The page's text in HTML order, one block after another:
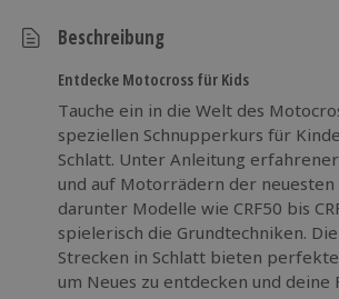
Beschreibung
Entdecke Motocross für Kids
Tauche ein in die Welt des
speziellen Schnupperkurs für
Schlatt. Unter Anleitung
und auf Motorrädern der
darunter Modelle wie CRF50 bis
spielerisch die Grundtechniken.
Strecken in Schlatt bieten
um Neues zu entdecken und deine